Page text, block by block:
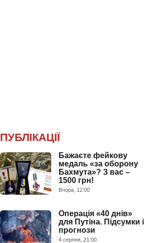
ПУБЛІКАЦІЇ
Бажаєте фейкову
медаль «за оборону
Бахмута»? З вас –
1500 грн!
Вчора, 12:00
Операція «40 днів»
для Путіна. Підсумки і
прогнози
4 серпня, 21:00